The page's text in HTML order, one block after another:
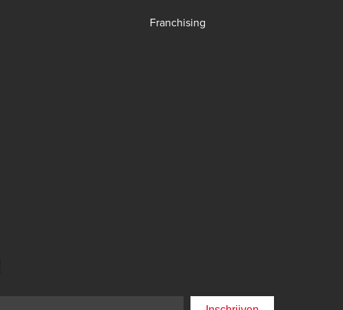
Franchising